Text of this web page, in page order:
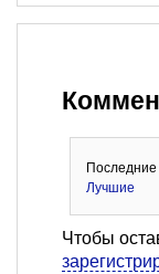
Последние
Лучшие
Чтобы